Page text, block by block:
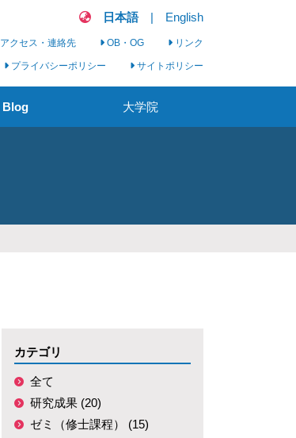
日本語 | English
アクセス・連絡先 OB・OG リンク
プライバシーポリシー サイトポリシー
Blog 大学院
カテゴリ
全て
研究成果 (20)
ゼミ（修士課程） (15)